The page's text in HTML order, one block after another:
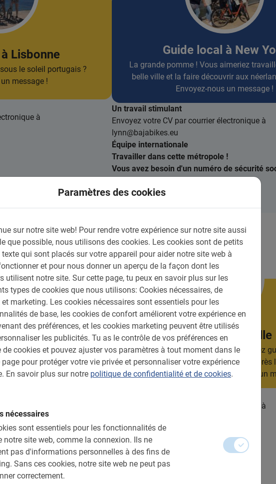
Paramètres des cookies
sur notre site web! Pour rendre votre expérience sur notre site aussi
que possible, nous utilisons des cookies. Les cookies sont de petits
qui sont placés sur votre appareil pour aider notre site web à
et pour nous donner un aperçu de la façon dont les
utilisent notre site. Sur cette page, tu peux en savoir plus sur les
types de cookies que nous utilisons: Cookies nécessaires, de
marketing. Les cookies nécessaires sont essentiels pour les
de base, les cookies de confort améliorent votre expérience en
des préférences, et les cookies marketing peuvent être utilisés
les publicités. Tu as le contrôle de vos préférences en
de cookies et pouvez ajuster vos paramètres à tout moment dans le
page pour protéger votre vie privée et personnaliser votre expérience
En savoir plus sur notre politique de confidentialité et de cookies.
nécessaires
sont essentiels pour les fonctionnalités de
notre site web, comme la connexion. Ils ne
pas d'informations personnelles à des fins de
Sans ces cookies, notre site web ne peut pas
correctement.
Lisbonne
le soleil portugais ?
message !
à
Guide local à New
La grande pomme ! Vous aimeriez
belle ville et la faire découvrir aux
Envoyez-nous un message !
Un travail stimulant
Envoyez votre CV par courrier électronique à
lynn@bajabikes.eu
Équipe internationale
Travailler dans cette métropole !
Vous avez besoin d'un numéro de sécurité
Edimbourg
aussi, vivre ou travailler
de l'Écosse ?
à
Guide local à Lille
Envie d'une nouvelle aventure ? Venez
ville animée de Lille et découvrez de près
nord de la France. Envoyez-nous un
Envoyez votre CV par courrier électronique à
Flexibilité
Sports de plein air
Des clients agréables